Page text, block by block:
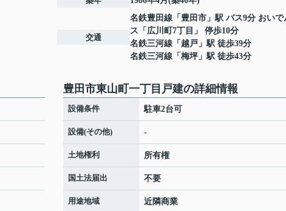
交通
名鉄豊田線 「 豊田市 」駅 バス9分 おいで
ス「広川町7丁目」 停歩10分
名鉄三河線 「 越戸 」駅 徒歩39分
名鉄三河線 「 梅坪 」駅 徒歩43分
豊田市東山町一丁目戸建の詳細情報
設備条件 駐車2台可
設備(その他) -
土地権利 所有権
国土法届出 不要
用途地域 近隣商業